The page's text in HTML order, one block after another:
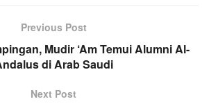
Previous Post
Mudir ‘Am Temui Alumni Al-
di Arab Saudi
Next Post